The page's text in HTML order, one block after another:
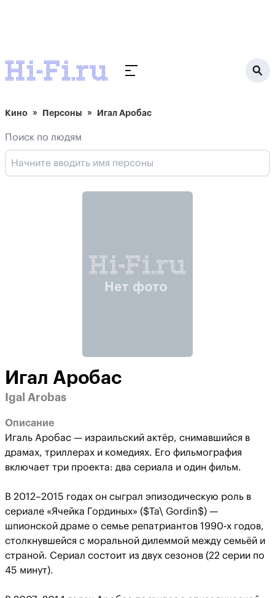
Кино Персоны Игал Аробас
Поиск по людям
Игал Аробас
Igal Arobas
Описание
Игаль Аробас — израильский актёр, снимавшийся в
драмах, триллерах и комедиях. Его фильмография
включает три проекта: два сериала и один фильм.
В 2012–2015 годах он сыграл эпизодическую роль в
сериале «Ячейка Гординых» ($Ta\ Gordin$) —
шпионской драме о семье репатриантов 1990‑х годов,
столкнувшейся с моральной дилеммой между семьёй и
страной. Сериал состоит из двух сезонов (22 серии по
45 минут).